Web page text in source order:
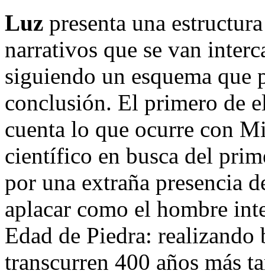
Luz presenta una
narrativos que se van
siguiendo un esquema que
conclusión. El primero de
cuenta lo que ocurre con
científico en busca del
por una extraña presencia
aplacar como el hombre
Edad de Piedra:
transcurren 400 años más